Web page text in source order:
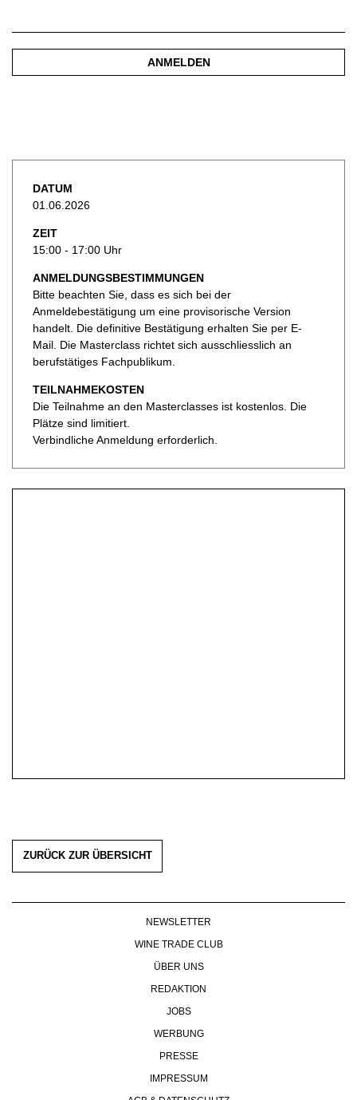
ANMELDEN
DATUM
01.06.2026
ZEIT
15:00 - 17:00 Uhr
ANMELDUNGSBESTIMMUNGEN
Bitte beachten Sie, dass es sich bei der
Anmeldebestätigung um eine provisorische Version
handelt. Die definitive Bestätigung erhalten Sie per E-
Mail. Die Masterclass richtet sich ausschliesslich an
berufstätiges Fachpublikum.
TEILNAHMEKOSTEN
Die Teilnahme an den Masterclasses ist kostenlos. Die
Plätze sind limitiert.
Verbindliche Anmeldung erforderlich.
ZURÜCK ZUR ÜBERSICHT
NEWSLETTER
WINE TRADE CLUB
ÜBER UNS
REDAKTION
JOBS
WERBUNG
PRESSE
IMPRESSUM